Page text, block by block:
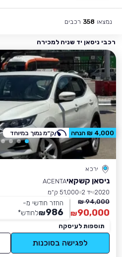
נמצאו 358 רכבים
רכבי ניסאן יד שניה למכירה
ירכא
ניסאן קשקאיACENTA
2020 יד 2
51,000 ק״מ
94,000 ₪
90,000
₪
החזר חודשי מ-
986
₪לחודש*
תוספות לעיסקה
לפגישה בסוכנות
4,000 ₪ הנחה ק״מ נמוך במיוחד